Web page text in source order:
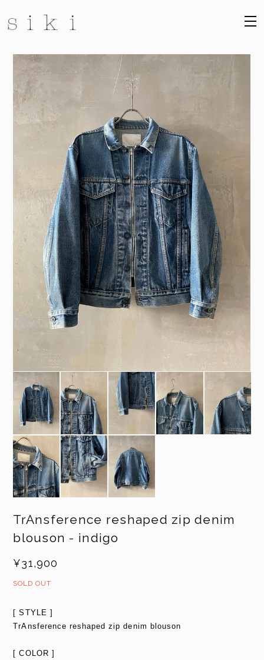
TrAnsference reshaped zip denim
blouson - indigo
¥31,900
SOLD OUT
[ STYLE ]
TrAnsference reshaped zip denim blouson
[ COLOR ]